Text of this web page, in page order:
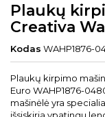
Plaukų
Creativa
Kodas WAHP1876-
Plaukų kirpimo
Euro WAHP1876-
mašinėlė yra